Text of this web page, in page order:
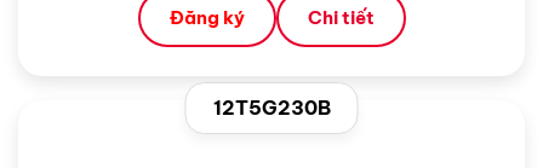
Đăng ký Chi tiết
12T5G230B